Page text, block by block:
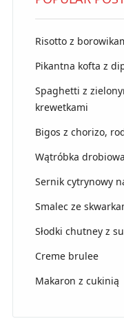
Risotto z
Pikantna kofta z
Spaghetti z
krewetkami
Bigos z chorizo,
Wątróbka
Sernik cytrynowy
Smalec ze
Słodki chutney z
Creme brulee
Makaron z cukinią